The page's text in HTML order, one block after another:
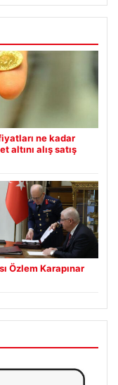
ne kadar
altını alış satış
Özlem Karapınar